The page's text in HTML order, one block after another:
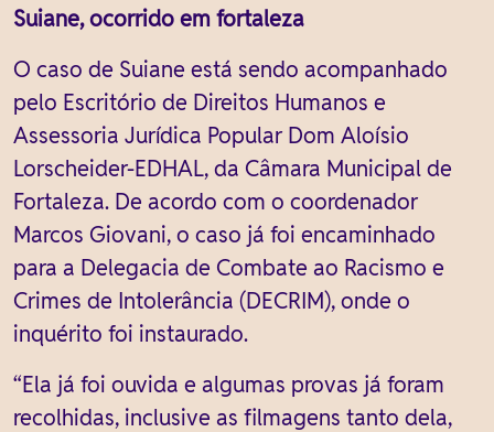
Suiane, ocorrido em fortaleza
O caso de Suiane está sendo acompanhado
pelo Escritório de Direitos Humanos e
Assessoria Jurídica Popular Dom Aloísio
Lorscheider-EDHAL, da Câmara Municipal de
Fortaleza. De acordo com o coordenador
Marcos Giovani, o caso já foi encaminhado
para a Delegacia de Combate ao Racismo e
Crimes de Intolerância (DECRIM), onde o
inquérito foi instaurado.
“Ela já foi ouvida e algumas provas já foram
recolhidas, inclusive as filmagens tanto dela,